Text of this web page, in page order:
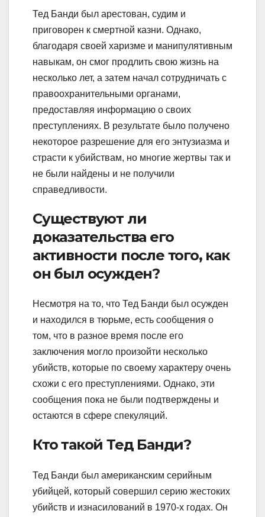
Тед Банди был арестован, судим и
приговорен к смертной казни. Однако,
благодаря своей харизме и манипулятивным
навыкам, он смог продлить свою жизнь на
несколько лет, а затем начал сотрудничать с
правоохранительными органами,
предоставляя информацию о своих
преступлениях. В результате было получено
некоторое разрешение для его энтузиазма и
страсти к убийствам, но многие жертвы так и
не были найдены и не получили
справедливости.
Существуют ли
доказательства его
активности после того, как
он был осужден?
Несмотря на то, что Тед Банди был осужден
и находился в тюрьме, есть сообщения о
том, что в разное время после его
заключения могло произойти несколько
убийств, которые по своему характеру очень
схожи с его преступлениями. Однако, эти
сообщения пока не были подтверждены и
остаются в сфере спекуляций.
Кто такой Тед Банди?
Тед Банди был американским серийным
убийцей, который совершил серию жестоких
убийств и изнасилований в 1970-х годах. Он